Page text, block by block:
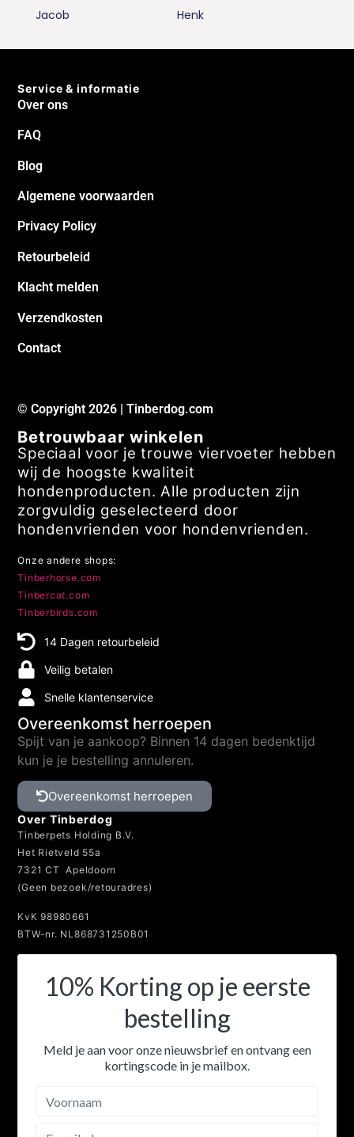
Jacob
Henk
Service & informatie
Over ons
FAQ
Blog
Algemene voorwaarden
Privacy Policy
Retourbeleid
Klacht melden
Verzendkosten
Contact
© Copyright 2026 | Tinberdog.com
Betrouwbaar winkelen
Speciaal voor je trouwe viervoeter hebben
wij de hoogste kwaliteit
hondenproducten. Alle producten zijn
zorgvuldig geselecteerd door
hondenvrienden voor hondenvrienden.
Onze andere shops:
Tinberhorse.com
Tinbercat.com
Tinberbirds.com
14 Dagen retourbeleid
Veilig betalen
Snelle klantenservice
Overeenkomst herroepen
Spijt van je aankoop? Binnen 14 dagen bedenktijd
kun je je bestelling annuleren.
Overeenkomst herroepen
Over Tinberdog
Tinberpets Holding B.V.
Het Rietveld 55a
7321 CT Apeldoorn
(Geen bezoek/retouradres)
KvK 98980661
BTW-nr. NL868731250B01
10% Korting op je eerste
bestelling
Meld je aan voor onze nieuwsbrief en ontvang een
kortingscode in je mailbox.